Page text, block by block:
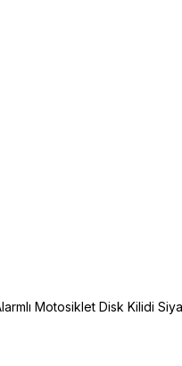
Motosiklet Disk Kilidi